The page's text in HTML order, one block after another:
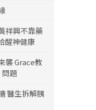
祥興不靠藥
醒神健康
襲 Grace教
問題
醫生拆解胰